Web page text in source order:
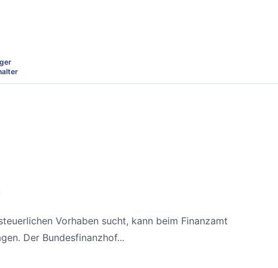
Vorhaben sucht, kann beim Finanzamt
Der Bundesfinanzhof...